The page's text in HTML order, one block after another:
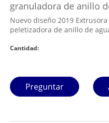
granuladora de anillo
Nuevo diseño 2019
peletizadora de anillo de
Cantidad:
Preguntar